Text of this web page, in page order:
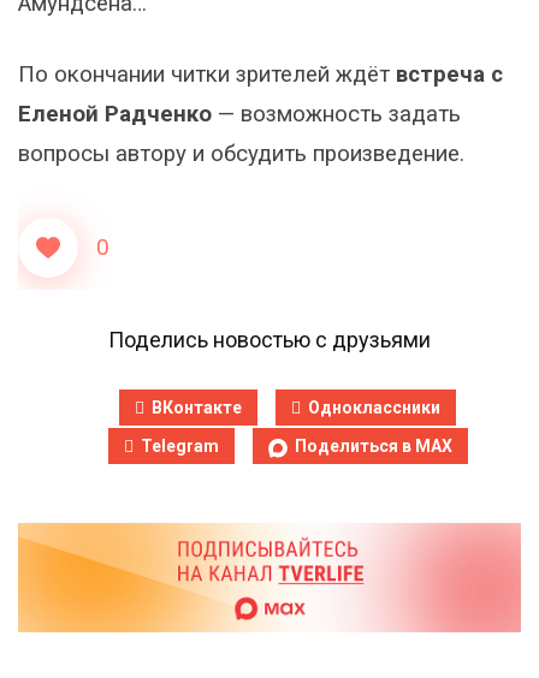
По окончании читки зрителей ждёт встреча с
Еленой Радченко — возможность задать
вопросы автору и обсудить произведение.
0
Поделись новостью с друзьями
ВКонтакте
Одноклассники
Telegram
Поделиться в MAX